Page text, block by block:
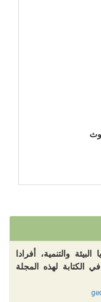
والتنمية، أفرادا
الكتابة لهذه المجلة